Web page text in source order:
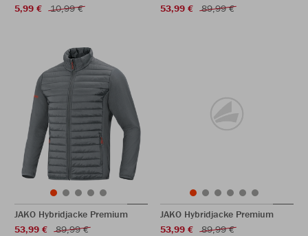
5,99 €
10,99 €
53,99 €
89,99 €
JAKO Hybridjacke Premium
53,99 €
89,99 €
JAKO Hybridjacke Premium
53,99 €
89,99 €